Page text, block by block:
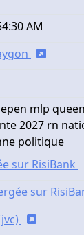
AM
mlp
2027 rn
politique
sur RisiBank
sur